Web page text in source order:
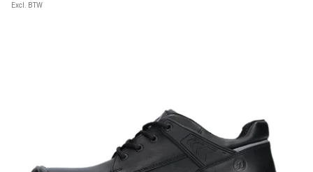
Excl. BTW